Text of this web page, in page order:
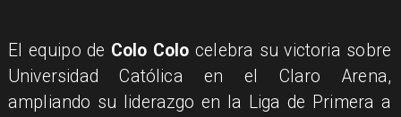
El equipo de Colo Colo celebra su victoria sobre
Universidad Católica en el Claro Arena,
ampliando su liderazgo en la Liga de Primera a